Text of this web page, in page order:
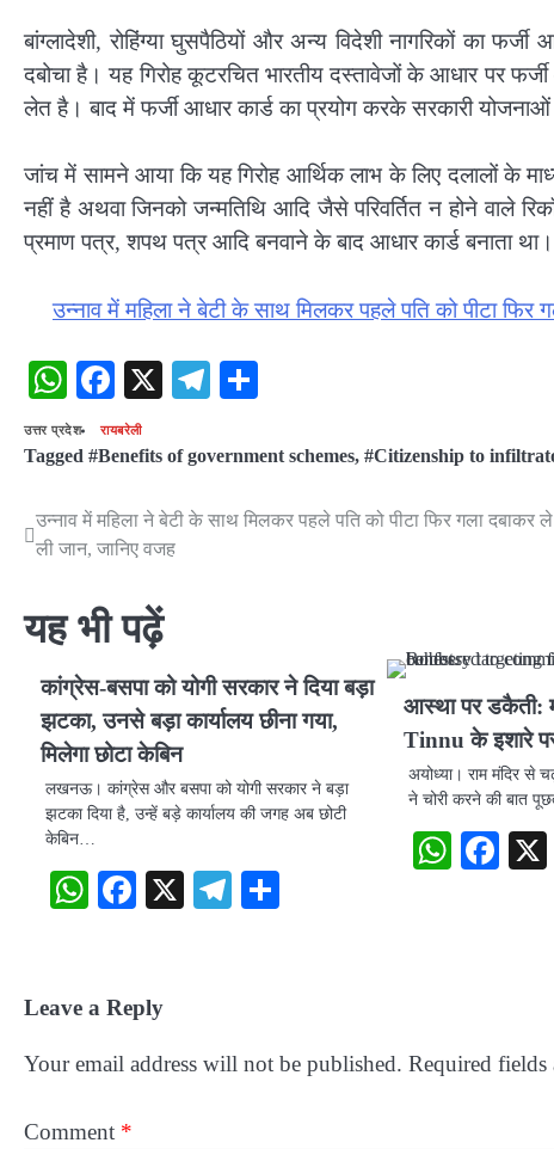
बांग्लादेशी, रोहिंग्या घुसपैठियों और अन्य विदेशी नागरिकों का
दबोचा है। यह गिरोह कूटरचित भारतीय दस्तावेजों के आधार पर
लेत है। बाद में फर्जी आधार कार्ड का प्रयोग करके सरकारी
जांच में सामने आया कि यह गिरोह आर्थिक लाभ के लिए दलालों के
नहीं है अथवा जिनको जन्मतिथि आदि जैसे परिवर्तित न होने वाले
प्रमाण पत्र, शपथ पत्र आदि बनवाने के बाद आधार कार्ड बनाता था।
उन्नाव में महिला ने बेटी के साथ मिलकर पहले पति को पीटा फिर
WhatsApp
Facebook
X Telegram
उत्तर प्रदेश रायबरेली
Tagged #Benefits of government schemes, #Citizenship to
Post
उन्नाव में महिला ने बेटी के साथ मिलकर पहले पति को पीटा फिर गला दबाकर ले
ली जान, जानिए वजह
यह भी पढ़ें
कांग्रेस-बसपा को योगी सरकार ने दिया बड़ा
झटका, उनसे बड़ा कार्यालय छीना गया,
मिलेगा छोटा केबिन
लखनऊ। कांग्रेस और बसपा को योगी सरकार ने बड़ा
झटका दिया है, उन्हें बड़े कार्यालय की जगह अब छोटी
केबिन…
WhatsApp
Facebook
X Telegram
आस्था पर डकैती:
Tinnu के इशारे
अयोध्या। राम मंदिर से
ने चोरी करने की बात
Leave a Reply
Your email address will not be published. Required fields
Comment *